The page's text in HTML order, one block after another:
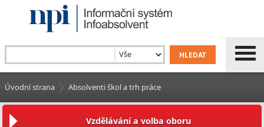
Úvodní strana Absolventi škol a trh práce
Vzdělávání a volba oboru